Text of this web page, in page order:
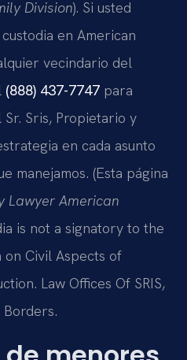
Division). Si usted
en American
vecindario del
(888) 437-7747 para
Sris, Propietario y
en cada asunto
manejamos. (Esta página
Lawyer American
is not a signatory to the
on Civil Aspects of
Law Offices Of SRIS,
Borders.